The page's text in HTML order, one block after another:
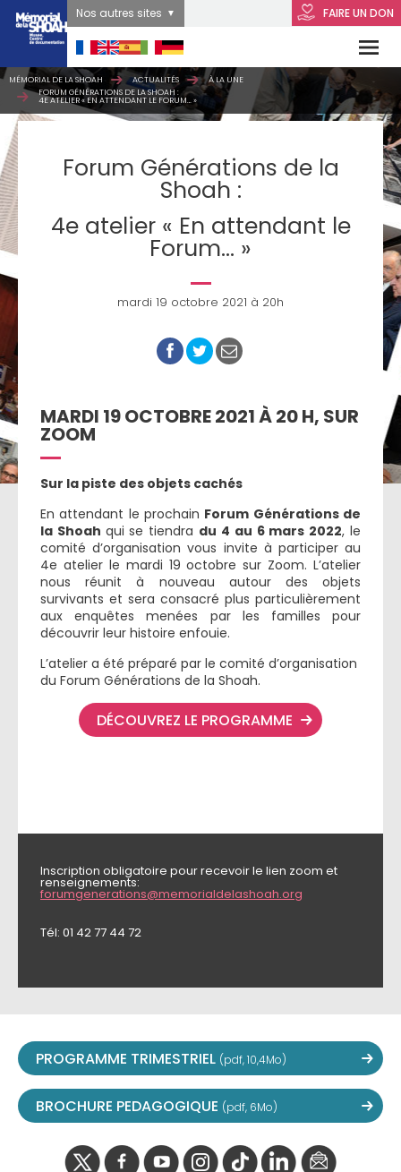
FAIRE UN DON
Nos autres sites
MÉMORIAL DE LA SHOAH ACTUALITÉS
À LA UNE
FORUM GÉNÉRATIONS DE LA SHOAH :
4E ATELIER « EN ATTENDANT LE FORUM… »
Forum Générations de la
Shoah :
4e atelier « En attendant le
Forum… »
mardi 19 octobre 2021 à 20h
MARDI 19 OCTOBRE 2021 À 20 H, SUR
ZOOM
Sur la piste des objets cachés
En attendant le prochain Forum Générations de
la Shoah qui se tiendra du 4 au 6 mars 2022, le
comité d’organisation vous invite à participer au
4e atelier le mardi 19 octobre sur Zoom. L’atelier
nous réunit à nouveau autour des objets
survivants et sera consacré plus particulièrement
aux enquêtes menées par les familles pour
découvrir leur histoire enfouie.
L’atelier a été préparé par le comité d’organisation
du Forum Générations de la Shoah.
DÉCOUVREZ LE PROGRAMME
Inscription obligatoire pour recevoir le lien zoom et
renseignements:
forumgenerations@memorialdelashoah.org
Tél: 01 42 77 44 72
PROGRAMME TRIMESTRIEL (pdf, 10,4Mo)
BROCHURE PEDAGOGIQUE (pdf, 6Mo)